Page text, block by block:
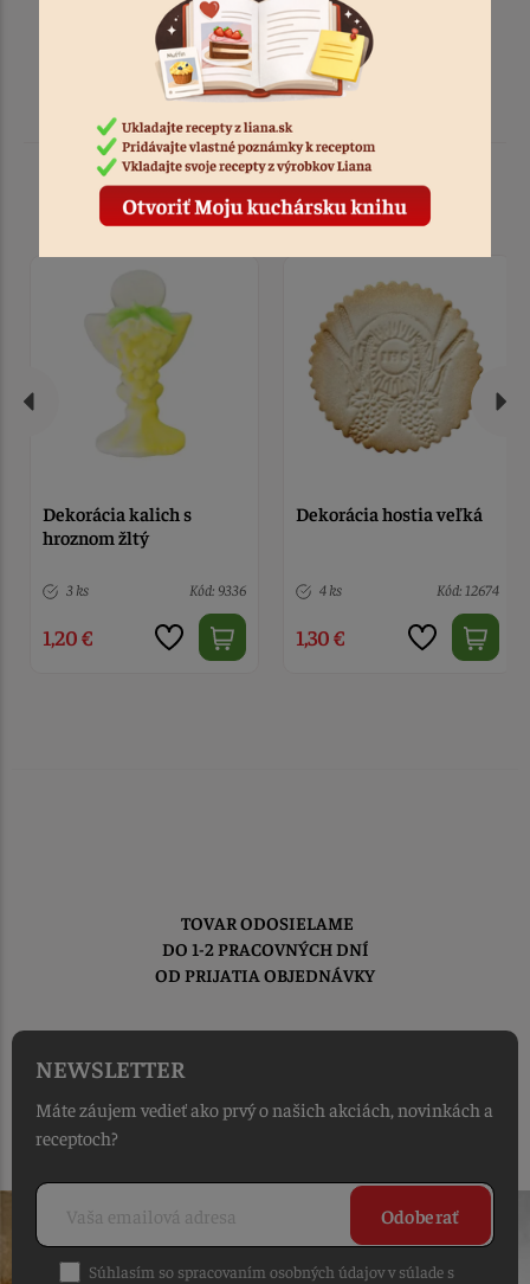
Podobné produkty
Dekorácia kalich s
hroznom žltý
3 ks Kód: 9336
1,20 €
Dekorácia hostia veľká
4 ks Kód: 12674
1,30 €
TOVAR ODOSIELAME
DO 1-2 PRACOVNÝCH DNÍ
OD PRIJATIA OBJEDNÁVKY
NEWSLETTER
Máte záujem vedieť ako prvý o našich akciách, novinkách a
receptoch?
Odoberať
Súhlasím so spracovaním osobných údajov v súlade s